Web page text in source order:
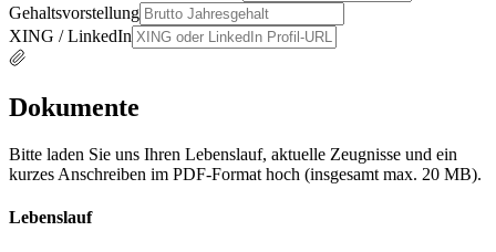
Gehaltsvorstellung
XING / LinkedIn
Dokumente
Bitte laden Sie uns Ihren Lebenslauf, aktuelle Zeugnisse und ein
kurzes Anschreiben im PDF-Format hoch (insgesamt max. 20 MB).
Lebenslauf